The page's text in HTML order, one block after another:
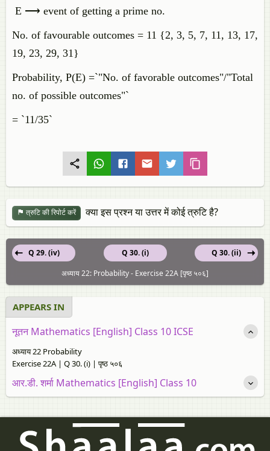
E ⟶ event of getting a prime no.
No. of favourable outcomes = 11 {2, 3, 5, 7, 11, 13, 17,
19, 23, 29, 31}
Probability, P(E) =`"No. of favorable outcomes"/"Total
no. of possible outcomes"`
= `11/35`
त्रुटि की रिपोर्ट करें क्या इस प्रश्न या उत्तर में कोई त्रुटि है?
Q 30. (i)
Q 29. (iv)
Q 30. (ii)
अध्याय 22: Probability - Exercise 22A [पृष्ठ ५०६]
APPEARS IN
नूतन Mathematics [English] Class 10 ICSE
अध्याय 22 Probability
Exercise 22A | Q 30. (i) | पृष्ठ ५०६
आर.डी. शर्मा Mathematics [English] Class 10